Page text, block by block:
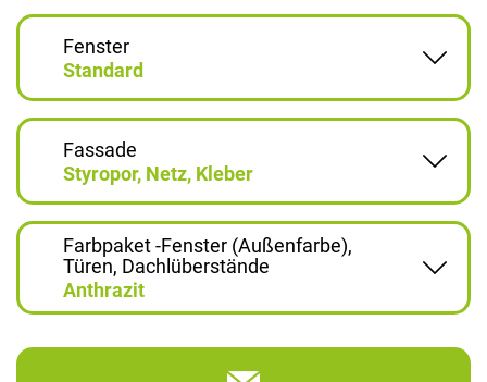
Fenster
Standard
Fassade
Styropor, Netz, Kleber
Farbpaket -Fenster (Außenfarbe),
Türen, Dachlüberstände
Anthrazit